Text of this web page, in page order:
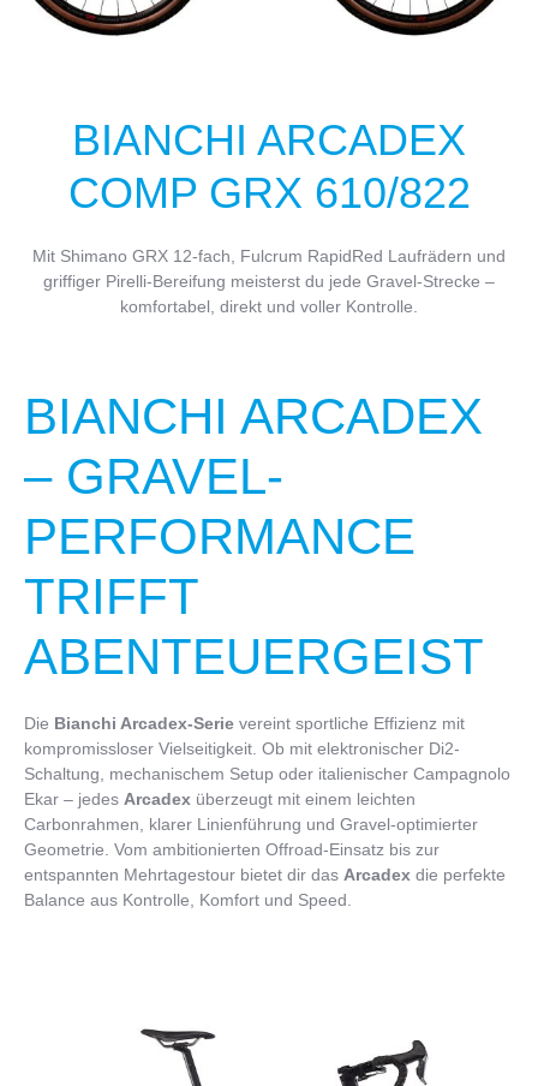
BIANCHI ARCADEX
COMP GRX 610/822
Mit Shimano GRX 12-fach, Fulcrum RapidRed Laufrädern und
griffiger Pirelli-Bereifung meisterst du jede Gravel-Strecke –
komfortabel, direkt und voller Kontrolle.
BIANCHI ARCADEX
– GRAVEL-
PERFORMANCE
TRIFFT
ABENTEUERGEIST
Die Bianchi Arcadex-Serie vereint sportliche Effizienz mit
kompromissloser Vielseitigkeit. Ob mit elektronischer Di2-
Schaltung, mechanischem Setup oder italienischer Campagnolo
Ekar – jedes Arcadex überzeugt mit einem leichten
Carbonrahmen, klarer Linienführung und Gravel-optimierter
Geometrie. Vom ambitionierten Offroad-Einsatz bis zur
entspannten Mehrtagestour bietet dir das Arcadex die perfekte
Balance aus Kontrolle, Komfort und Speed.